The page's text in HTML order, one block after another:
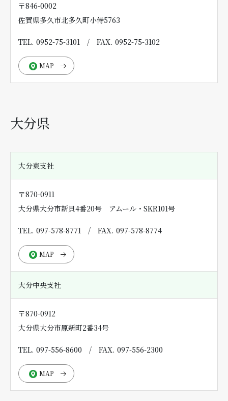
〒846-0002
佐賀県多久市北多久町小侍5763
TEL. 0952-75-3101 / FAX. 0952-75-3102
MAP
大分県
大分東支社
〒870-0911
大分県大分市新貝4番20号 アムール・SKR101号
TEL. 097-578-8771 / FAX. 097-578-8774
MAP
大分中央支社
〒870-0912
大分県大分市原新町2番34号
TEL. 097-556-8600 / FAX. 097-556-2300
MAP